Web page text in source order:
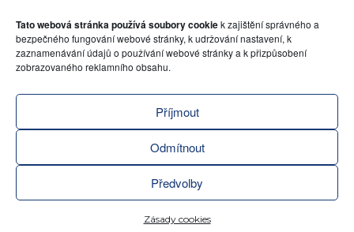
Tato webová stránka používá soubory cookiek zajištění správného a
bezpečného fungování webové stránky, k udržování nastavení, k
zaznamenávání údajů o používání webové stránky a k přizpůsobení
zobrazovaného reklamního obsahu.
Příjmout
Odmítnout
Předvolby
Zásady cookies
ZENI